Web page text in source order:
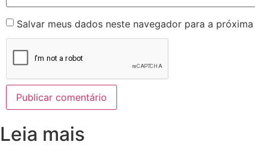
Salvar meus dados neste navegador para a
Leia mais